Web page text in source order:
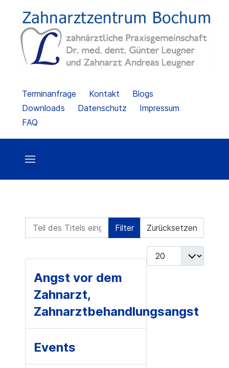
Terminanfrage Kontakt
Blogs
Downloads
Datenschutz
Impressum
FAQ
Teil des Titels eingeben Filter Zurücksetzen
Anzeige #
Angst vor dem
Zahnarzt,
Zahnarztbehandlungsangst
Events